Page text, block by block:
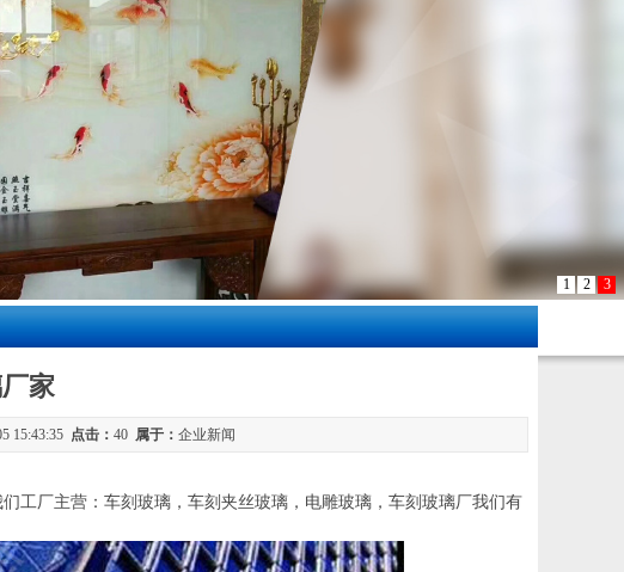
1 2 3
家
15:43:35 点击： 40 属于： 企业新闻
工厂主营：车刻玻璃，车刻夹丝玻璃，电雕玻璃，车刻玻璃厂我们有